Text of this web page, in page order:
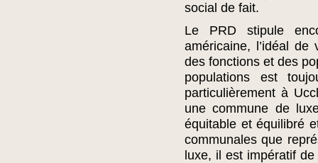
social de fait.
Le PRD stipule
américaine, l’idéal
des fonctions et des
populations est
particulièrement à
une commune de
équitable et équilibré
communales que
luxe, il est impératif